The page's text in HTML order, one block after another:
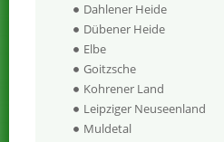
Dahlener Heide
Dübener Heide
Elbe
Goitzsche
Kohrener Land
Leipziger Neuseenland
Muldetal